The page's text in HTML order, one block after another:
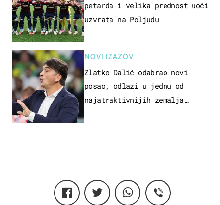
petarda i velika prednost uoči
uzvrata na Poljudu
NOVI IZAZOV
Zlatko Dalić odabrao novi
posao, odlazi u jednu od
najatraktivnijih zemalja